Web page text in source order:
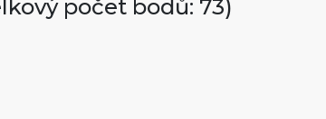
počet bodů: 73)